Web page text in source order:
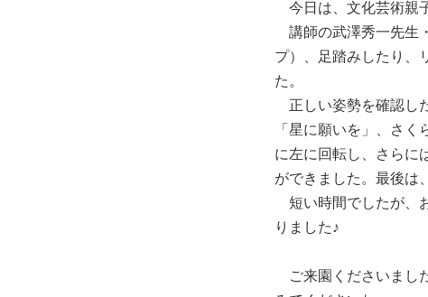
今日は、文化芸術親
講師の武澤秀一先生
プ）、足踏みしたり、
た。
正しい姿勢を確認し
「星に願いを」、さ
に左に回転し、さらに
ができました。最後は
短い時間でしたが、
りました♪
ご来園くださいまし